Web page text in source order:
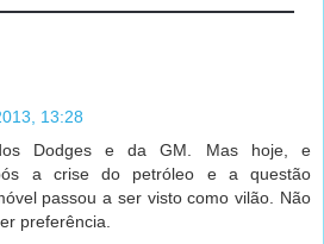
13:28
Dodges e da GM. Mas hoje, e
a crise do petróleo e a questão
passou a ser visto como vilão. Não
preferência.